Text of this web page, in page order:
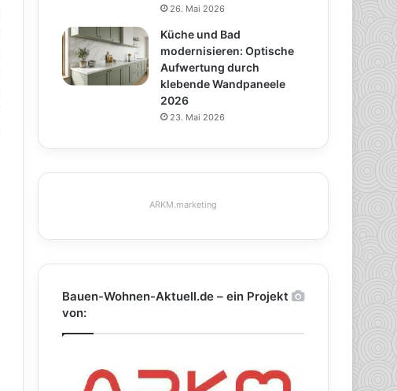
26. Mai 2026
Küche und Bad
modernisieren: Optische
Aufwertung durch
klebende Wandpaneele
2026
23. Mai 2026
ARKM.marketing
Bauen-Wohnen-Aktuell.de – ein Projekt
von: